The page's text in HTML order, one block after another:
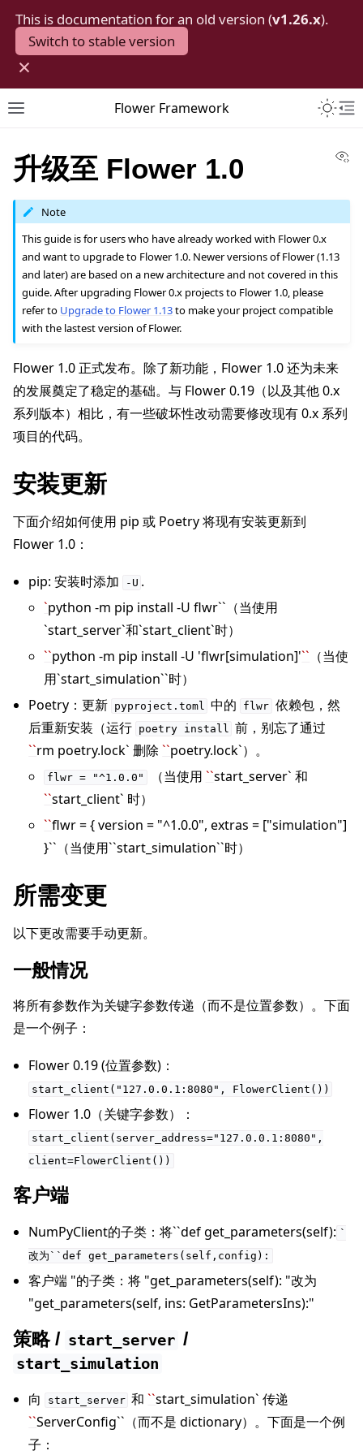
This is documentation for an old version (v1.26.x).
Switch to stable version
×
Toggle site navigation sidebar
Flower Framework
navigation of 快速入门教程
navigation of Build
navigation of Deploy
navigation of Reference
navigation of Contribute
升级至 Flower 1.0
Note
This guide is for users who have already worked with Flower 0.x
and want to upgrade to Flower 1.0. Newer versions of Flower (1.13
and later) are based on a new architecture and not covered in this
guide. After upgrading Flower 0.x projects to Flower 1.0, please
refer to Upgrade to Flower 1.13to make your project compatible
with the lastest version of Flower.
Flower 1.0 正式发布。除了新功能，Flower 1.0 还为未来
的发展奠定了稳定的基础。与 Flower 0.19（以及其他 0.x
系列版本）相比，有一些破坏性改动需要修改现有 0.x 系列
项目的代码。
安装更新
下面介绍如何使用 pip 或 Poetry 将现有安装更新到
Flower 1.0：
pip: 安装时添加 -U .
`python -m pip install -U flwr``（当使用
`start_server`和`start_client`时）
``python -m pip install -U 'flwr[simulation]'`` （当使
用`start_simulation``时）
Poetry：更新 pyproject.toml 中的 flwr 依赖包，然
后重新安装（运行 poetry install
前，别忘了通过
``rm poetry.lock` 删除``poetry.lock`）。
flwr = "^1.0.0" （当使用 ``start_server` 和
``start_client` 时）
``flwr = { version = "^1.0.0", extras = ["simulation"]
}``（当使用``start_simulation``时）
所需变更
以下更改需要手动更新。
一般情况
将所有参数作为关键字参数传递（而不是位置参数）。下面
是一个例子：
Flower 0.19 (位置参数)：
start_client("127.0.0.1:8080", FlowerClient())
Flower 1.0（关键字参数）：
start_client(server_address="127.0.0.1:8080",
client=FlowerClient())
客户端
NumPyClient的子类：将``def get_parameters(self): `
改为``def
get_parameters(self,config):
客户端 "的子类：将 "get_parameters(self): "改为
"get_parameters(self, ins: GetParametersIns):"
策略 / start_server /
start_simulation
向 start_server 和``start_simulation` 传递
``ServerConfig``（而不是 dictionary）。下面是一个例
子：